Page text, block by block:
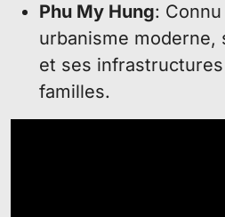
Phu My Hung:
urbanisme moderne,
et ses
familles.